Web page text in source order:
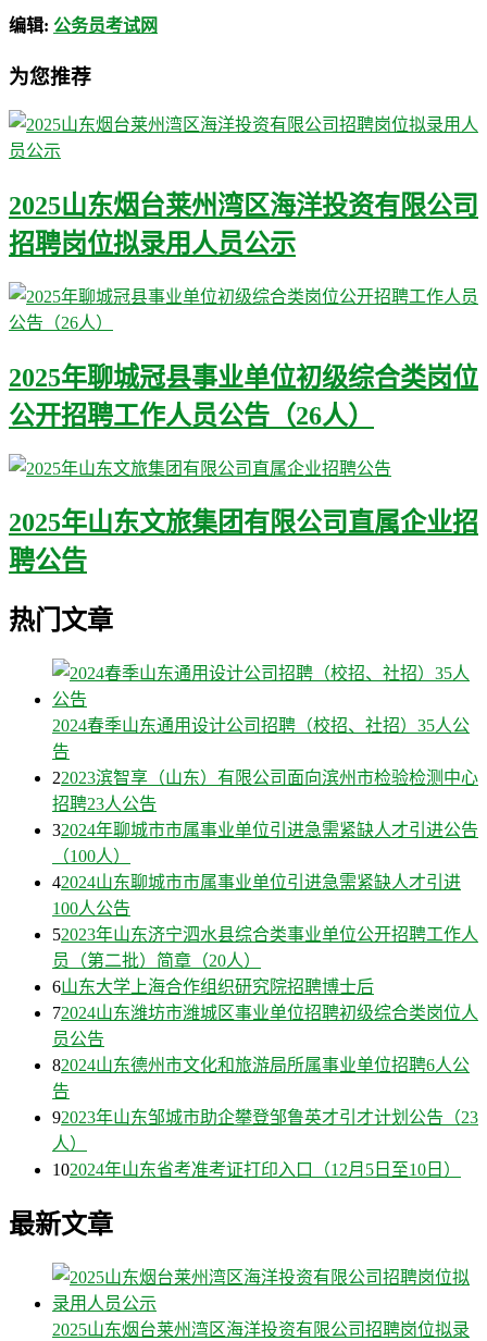
编辑: 公务员考试网
为您推荐
2025山东烟台莱州湾区海洋投资有限公司
招聘岗位拟录用人员公示
2025年聊城冠县事业单位初级综合类岗位
公开招聘工作人员公告（26人）
2025年山东文旅集团有限公司直属企业招
聘公告
热门文章
2024春季山东通用设计公司招聘（校招、社招）35人公
告
22023滨智享（山东）有限公司面向滨州市检验检测中心
招聘23人公告
32024年聊城市市属事业单位引进急需紧缺人才引进公告
（100人）
42024山东聊城市市属事业单位引进急需紧缺人才引进
100人公告
52023年山东济宁泗水县综合类事业单位公开招聘工作人
员（第二批）简章（20人）
6山东大学上海合作组织研究院招聘博士后
72024山东潍坊市潍城区事业单位招聘初级综合类岗位人
员公告
82024山东德州市文化和旅游局所属事业单位招聘6人公
告
92023年山东邹城市助企攀登邹鲁英才引才计划公告（23
人）
102024年山东省考准考证打印入口（12月5日至10日）
最新文章
2025山东烟台莱州湾区海洋投资有限公司招聘岗位拟录